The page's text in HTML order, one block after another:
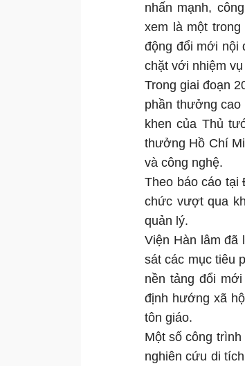
nhấn mạnh,
xem là một
động đổi mới nội
chặt với nhiệm
Trong giai đoạn
phần thưởng
khen của Thủ
thưởng Hồ Chí
và công nghệ.
Theo báo cáo tại
chức vượt qua
quản lý.
Viện Hàn lâm đã
sát các mục tiêu
nền tảng đổi
định hướng xã
tôn giáo.
Một số công
nghiên cứu di